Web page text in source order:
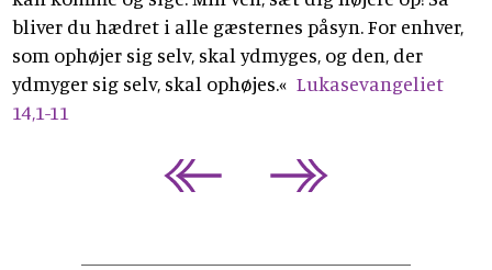
bliver du hædret i alle gæsternes påsyn. For enhver,
som ophøjer sig selv, skal ydmyges, og den, der
ydmyger sig selv, skal ophøjes.« Lukasevangeliet
14,1-11